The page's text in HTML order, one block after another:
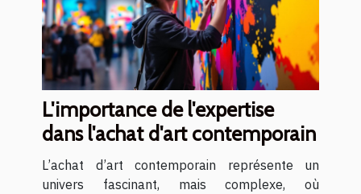
L'importance de l'expertise
dans l'achat d'art contemporain
L’achat d’art contemporain représente un
univers fascinant, mais complexe, où